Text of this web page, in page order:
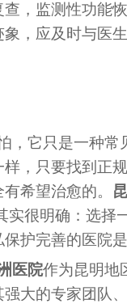
，监测性功能
，应及时与医
，它只是一种常
，只要找到正
希望治愈的。
实很明确：选择
护完善的医院是
医院作为昆明地
大的专家团队